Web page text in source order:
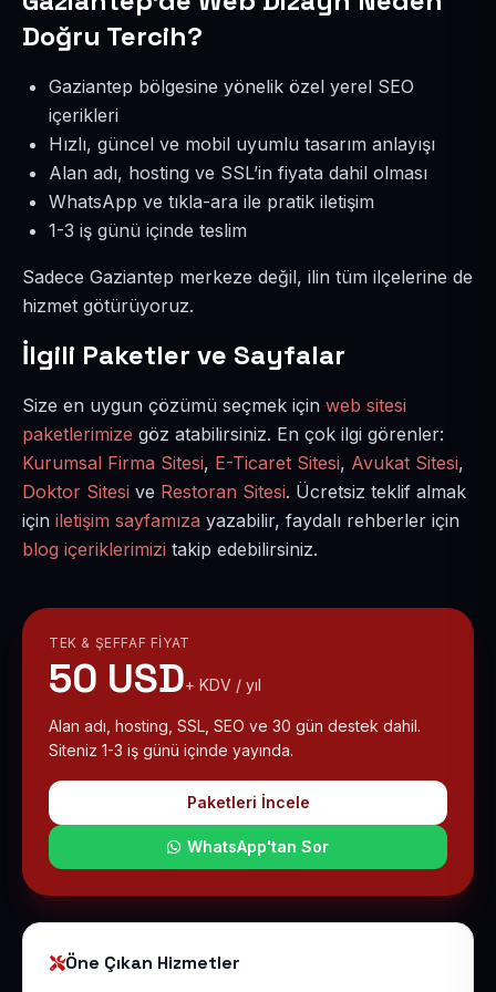
Doğru Tercih?
Gaziantep bölgesine yönelik özel yerel SEO
içerikleri
Hızlı, güncel ve mobil uyumlu tasarım anlayışı
Alan adı, hosting ve SSL’in fiyata dahil olması
WhatsApp ve tıkla-ara ile pratik iletişim
1-3 iş günü içinde teslim
Sadece Gaziantep merkeze değil, ilin tüm ilçelerine de
hizmet götürüyoruz.
İlgili Paketler ve Sayfalar
Size en uygun çözümü seçmek için web sitesi
paketlerimize göz atabilirsiniz. En çok ilgi görenler:
Kurumsal Firma Sitesi, E-Ticaret Sitesi, Avukat Sitesi,
Doktor Sitesi ve Restoran Sitesi. Ücretsiz teklif almak
için iletişim sayfamıza yazabilir, faydalı rehberler için
blog içeriklerimizi takip edebilirsiniz.
TEK & ŞEFFAF FIYAT
50 USD+ KDV / yıl
Alan adı, hosting, SSL, SEO ve 30 gün destek dahil.
Siteniz 1-3 iş günü içinde yayında.
Paketleri İncele
WhatsApp'tan Sor
Öne Çıkan Hizmetler